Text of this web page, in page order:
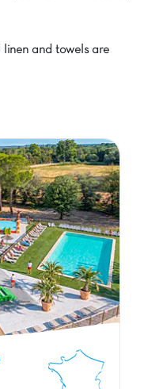
linen and towels are
Roussillon